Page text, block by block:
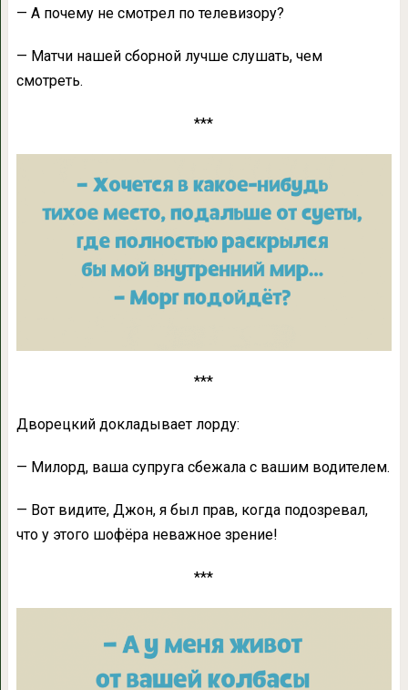
— А почему не смотрел по телевизору?
— Матчи нашей сборной лучше слушать, чем
смотреть.
***
***
Дворецкий докладывает лорду:
— Милорд, ваша супруга сбежала с вашим водителем.
— Вот видите, Джон, я был прав, когда подозревал,
что у этого шофёра неважное зрение!
***